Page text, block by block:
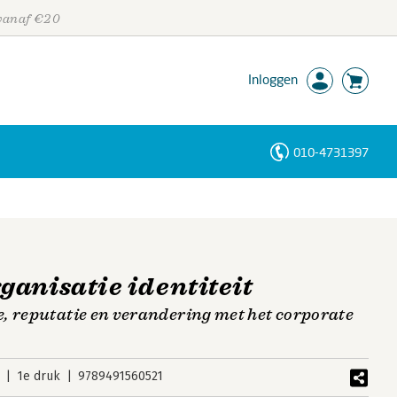
€20
Inloggen
010-4731397
identiteit
reputatie en verandering met het corporate
1e druk 9789491560521
Personen